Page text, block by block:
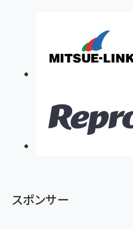
スポンサー